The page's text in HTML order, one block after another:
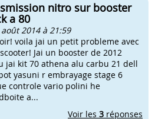
nitro sur booster
a 80
2014 à 21:59
voila jai un petit probleme avec
Jai un booster de 2012
jai kit 70 athena alu carbu 21 dell
yasuni r embrayage stage 6
controle vario polini he
a...
Voir les 3 réponses